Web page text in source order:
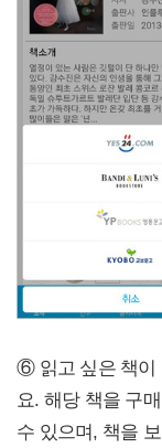
⑥ 읽고 싶은 책이
요. 해당 책을 구
수 있으며, 책을